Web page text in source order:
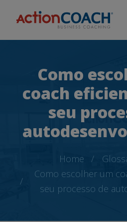
Como
coach
seu
Home
Como escolher um
seu processo de